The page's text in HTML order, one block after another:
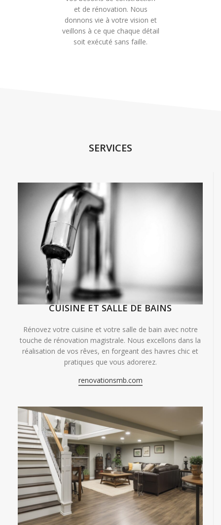
et de rénovation. Nous
donnons vie à votre vision et
veillons à ce que chaque détail
soit exécuté sans faille.
SERVICES
CUISINE ET SALLE DE BAINS
Rénovez votre cuisine et votre salle de bain avec notre
touche de rénovation magistrale. Nous excellons dans la
réalisation de vos rêves, en forgeant des havres chic et
pratiques que vous adorerez.
renovationsmb.com